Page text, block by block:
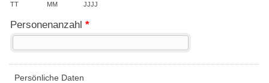
TT MM JJJJ
Personenanzahl *
Persönliche Daten